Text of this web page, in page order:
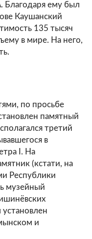
ему был
Каушанский
135 тысяч
в мире. На него,
по просьбе
памятный
третий
в
I. На
(кстати, на
Республики
музейный
установлен
и